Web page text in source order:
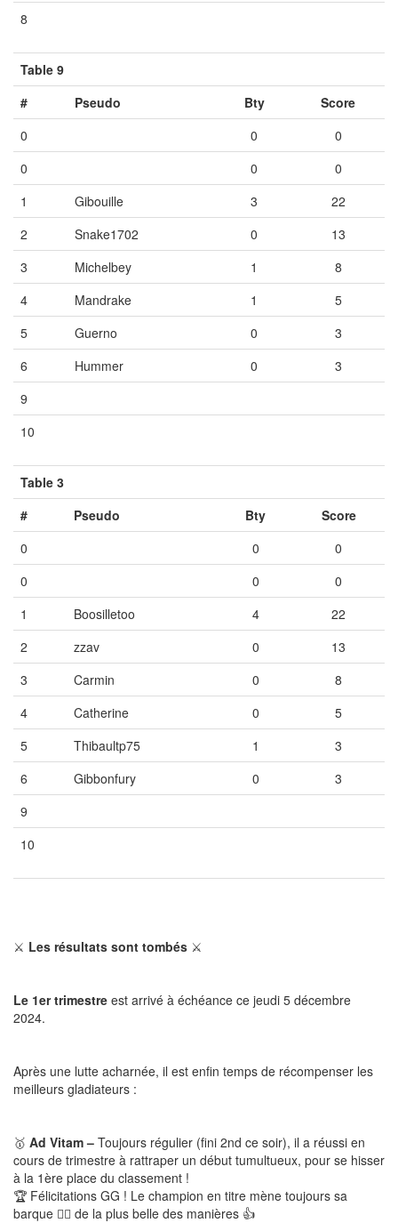
8
Table 9
#
Pseudo Bty
Score
0
0
0
0
0
0
1
Gibouille 3
22
2
Snake1702 0
13
3
Michelbey 1
8
4
Mandrake 1
5
5
Guerno 0
3
6
Hummer 0
3
9
10
Table 3
#
Pseudo Bty
Score
0
0
0
0
0
0
1
Boosilletoo 4
22
2
zzav 0
13
3
Carmin 0
8
4
Catherine 0
5
5
Thibaultp75 1
3
6
Gibbonfury 0
3
9
10
⚔️ Les résultats sont tombés ⚔️
Le 1er trimestre est arrivé à échéance ce jeudi 5 décembre
2024.
Après une lutte acharnée, il est enfin temps de récompenser les
meilleurs gladiateurs :
🥇 Ad Vitam – Toujours régulier (fini 2nd ce soir), il a réussi en
cours de trimestre à rattraper un début tumultueux, pour se hisser
à la 1ère place du classement !
🏆 Félicitations GG ! Le champion en titre mène toujours sa
barque 🚣‍♂️ de la plus belle des manières 👍